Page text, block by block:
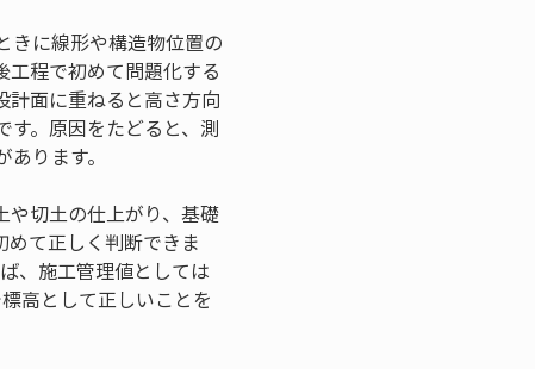
きに線形や構造物位置の
程で初めて問題化する
計面に重ねると高さ方向
。原因をたどると、測
ります。
や切土の仕上がり、基礎
て正しく判断できま
、施工管理値としては
高として正しいことを